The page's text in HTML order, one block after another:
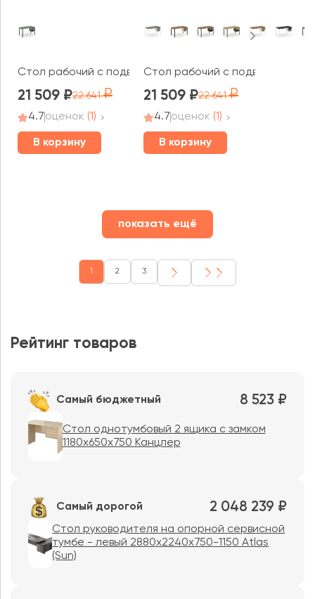
Стол рабочий с подвесной тумбой 1 открытой нишей
21 509 22 641
4.7оценок (1)
В корзину
Стол рабочий с подвесной
21 509 22 641
4.7оценок (1)
В корзину
показать ещё
1 2 3
Рейтинг товаров
Самый бюджетный 8 523 ₽
Стол однотумбовый 2 ящика с замком
1180х650х750 Канцлер
Самый дорогой 2 048 239 ₽
Стол руководителя на опорной сервисной
тумбе - левый 2880x2240x750-1150 Atlas
(Sun)